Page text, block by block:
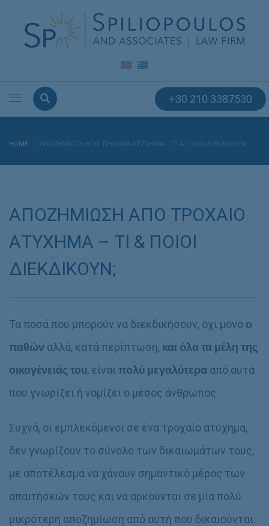
+30 210 3387530
HOME ΑΠΟΖΗΜΙΩΣΗ ΑΠΟ ΤΡΟΧΑΙΟ ΑΤΥΧΗΜΑ – ΤΙ & ΠΟΙΟΙ ΔΙΕΚΔΙΚΟΥΝ;
ΑΠΟΖΗΜΙΩΣΗ ΑΠΟ ΤΡΟΧΑΙΟ
ΑΤΥΧΗΜΑ – ΤΙ & ΠΟΙΟΙ
ΔΙΕΚΔΙΚΟΥΝ;
Τα ποσά που μπορούν να διεκδικήσουν, όχι μόνο ο
παθών αλλά, κατά περίπτωση, και όλα τα μέλη της
οικογένειάς του, είναι πολύ μεγαλύτερα από αυτά
που γνωρίζει ή νομίζει ο μέσος άνθρωπος.
Συχνά, οι εμπλεκόμενοι σε ένα τροχαίο ατύχημα,
δεν γνωρίζουν το σύνολο των δικαιωμάτων τους,
με αποτέλεσμα να χάνουν σημαντικό μέρος των
απαιτήσεών τους και να αρκούνται σε μία πολύ
μικρότερη αποζημίωση από αυτή που δικαιούνται.